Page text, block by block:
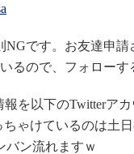
です。お友達申請
るので、フォローす
を以下のTwitterア
ゃけているのは土日
バン流れますｗ